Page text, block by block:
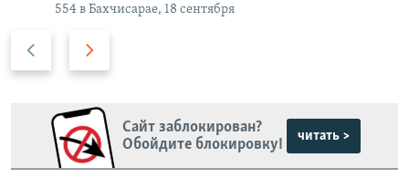
554 в Бахчисарае, 18 сентября
д
у
ю
Сайт заблокирован?
Обойдите блокировку!
читать >